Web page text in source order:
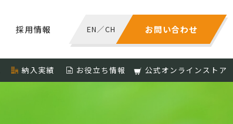
お問い合わせ
EN／CH
採用情報
納入実績 お役立ち情報 公式オンラインストア